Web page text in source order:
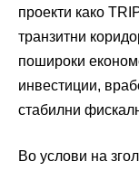
проекти како
транзитни
пошироки
инвестиции,
стабилни
Во услови на